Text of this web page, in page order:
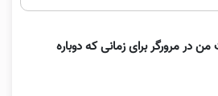
در مرورگر برای زمانی که دوباره